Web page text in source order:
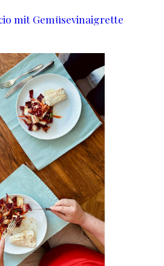
mit Gemüsevinaigrette